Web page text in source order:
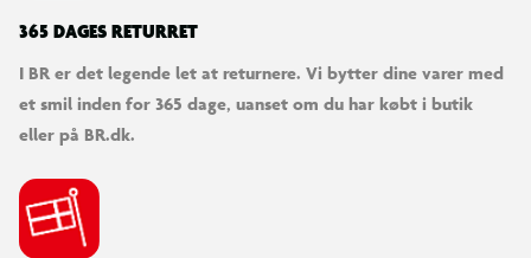
365 DAGES RETURRET
I BR er det legende let at returnere. Vi bytter dine varer med
et smil inden for 365 dage, uanset om du har købt i butik
eller på BR.dk.